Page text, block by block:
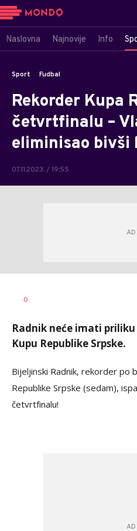
Naslovna Najnovije Info
Sport Fudbal
Rekorder Kupa
četvrtfinalu –
eliminisao bivši
07.11.2023. / 19:55
AUTOR
0
Radnik neće imati
Kupu Republike Srpske.
Bijeljinski Radnik, rekorder po
Republike Srpske (sedam),
četvrtfinalu!